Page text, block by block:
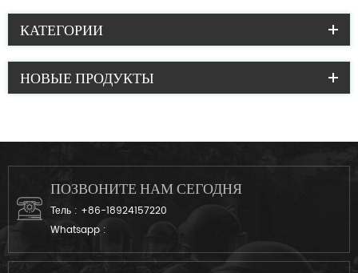
КАТЕГОРИИ
НОВЫЕ ПРОДУКТЫ
ПОЗВОНИТЕ НАМ СЕГОДНЯ
Тель : +86-18924157220
Whatsapp :